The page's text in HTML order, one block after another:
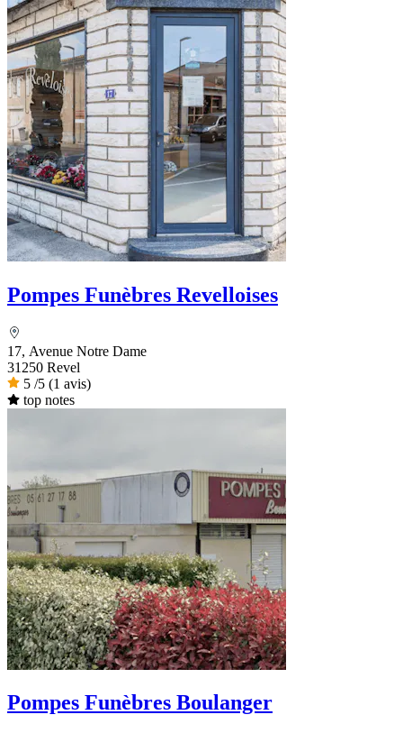
Pompes Funèbres Revelloises
17, Avenue Notre Dame
31250 Revel
5 /5 (1 avis)
top notes
Pompes Funèbres Boulanger